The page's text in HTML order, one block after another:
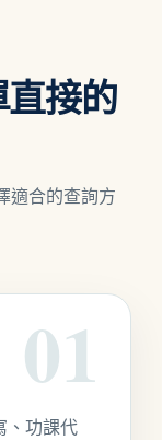
接的
適合的查詢方
01
、功課代